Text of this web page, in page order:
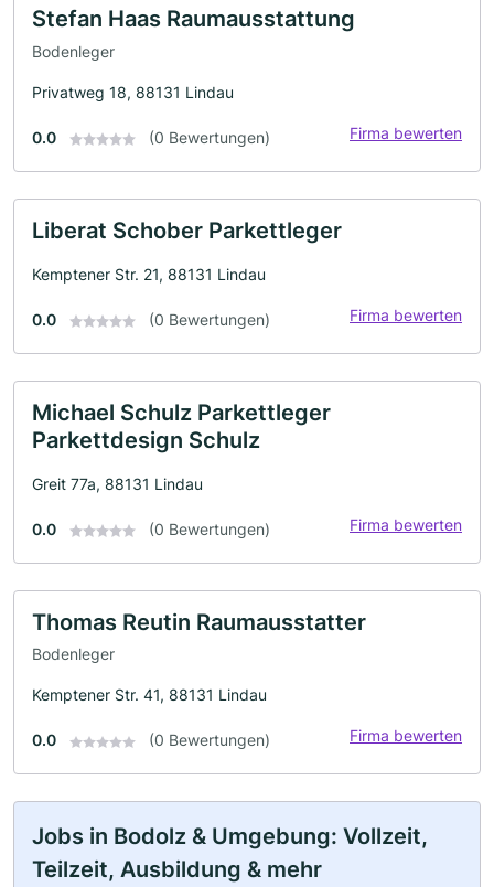
Stefan Haas Raumausstattung
Bodenleger
Privatweg 18, 88131 Lindau
0.0 (0 Bewertungen) Firma bewerten
Liberat Schober Parkettleger
Kemptener Str. 21, 88131 Lindau
0.0 (0 Bewertungen) Firma bewerten
Michael Schulz Parkettleger
Parkettdesign Schulz
Greit 77a, 88131 Lindau
0.0 (0 Bewertungen) Firma bewerten
Thomas Reutin Raumausstatter
Bodenleger
Kemptener Str. 41, 88131 Lindau
0.0 (0 Bewertungen) Firma bewerten
Jobs in Bodolz & Umgebung: Vollzeit,
Teilzeit, Ausbildung & mehr